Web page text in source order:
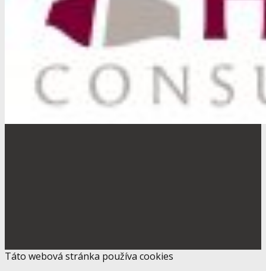
Táto webová stránka používa cookies